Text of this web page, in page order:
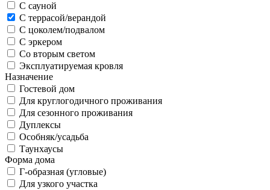
С сауной
С террасой/верандой
С цоколем/подвалом
С эркером
Со вторым светом
Эксплуатируемая кровля
Назначение
Гостевой дом
Для круглогодичного проживания
Для сезонного проживания
Дуплексы
Особняк/усадьба
Таунхаусы
Форма дома
Г-образная (угловые)
Для узкого участка